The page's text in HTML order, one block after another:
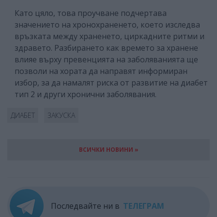
Като цяло, това проучване подчертава
значението на хронохраненето, което изследва
връзката между храненето, циркадните ритми и
здравето. Разбирането как времето за хранене
влияе върху превенцията на заболяванията ще
позволи на хората да направят информиран
избор, за да намалят риска от развитие на диабет
тип 2 и други хронични заболявания.
ДИАБЕТ ЗАКУСКА
ВСИЧКИ НОВИНИ »
Последвайте ни в ТЕЛЕГРАМ